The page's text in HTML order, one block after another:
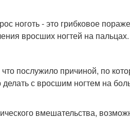
ноготь - это грибковое
вросших ногтей на пальцах.
послужило причиной, по
делать с вросшим ногтем на
вмешательства,